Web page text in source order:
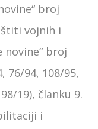
broj
vojnih i
novine“ broj
76/94, 108/95,
19), članku 9.
i